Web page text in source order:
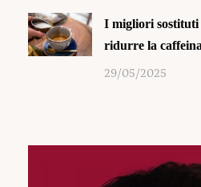
I migliori sostituti
ridurre la caffeina
29/05/2025